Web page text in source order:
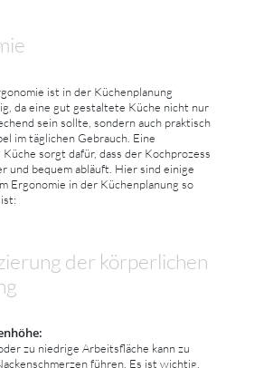
ist in der Küchenplanung
da eine gut gestaltete Küche nicht nur
sein sollte, sondern auch praktisch
im täglichen Gebrauch. Eine
sorgt dafür, dass der Kochprozess
und bequem abläuft. Hier sind einige
Ergonomie in der Küchenplanung so
der körperlichen
zu niedrige Arbeitsfläche kann zu
führen. Es ist wichtig,